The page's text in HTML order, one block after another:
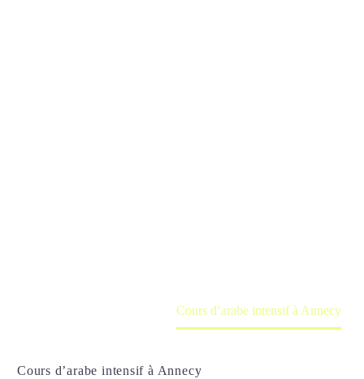
Cours d’arabe intensif à Annecy
Cours d’arabe intensif à Annecy